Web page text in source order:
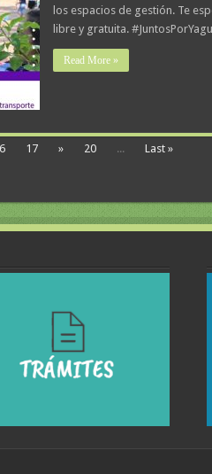
los espacios de gestión. Te
libre y gratuita.
Read More »
17 » 20 ... Last »